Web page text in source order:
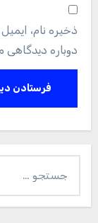
ذخیره نام،
دوباره دیدگاهی
برای: